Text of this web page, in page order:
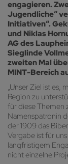
engagieren.
Jugendliche“
Initiativen“.
und Niklas
AG des
Sieglinde
zweiten Mal
MINT-Bereich
„Unser Ziel ist es,
Region zu
für diese Themen
Namenspatronin
der 1909 das
Vergabe ist für
langfristigem
nicht einzelne